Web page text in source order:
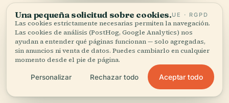
y a la vista.
Una pequeña solicitud sobre cookies.UE · RGPD
Las cookies estrictamente necesarias permiten la navegación.
Las cookies de análisis (PostHog, Google Analytics) nos
ayudan a entender qué páginas funcionan — solo agregadas,
sin anuncios ni venta de datos. Puedes cambiarlo en cualquier
momento desde el pie de página.
Personalizar Rechazar todo Aceptar todo